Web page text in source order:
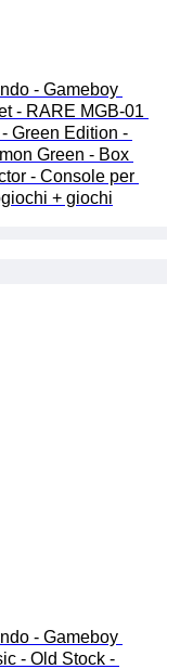
- Gameboy
- RARE MGB-01
Green Edition -
Green - Box
- Console per
+ giochi
- Gameboy
- Old Stock -